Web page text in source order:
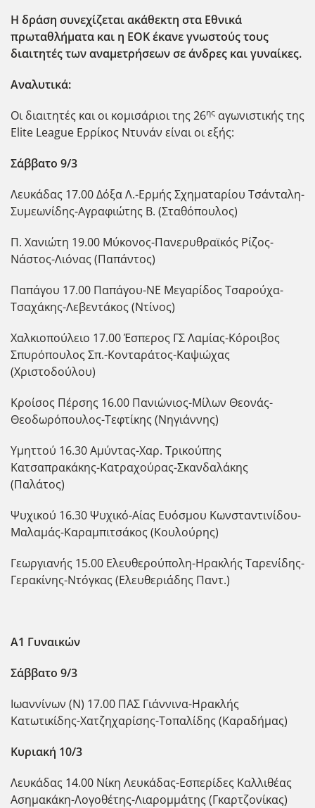
Η δράση συνεχίζεται ακάθεκτη στα Εθνικά
πρωταθλήματα και η ΕΟΚ έκανε γνωστούς τους
διαιτητές των αναμετρήσεων σε άνδρες και γυναίκες.
Αναλυτικά:
Οι διαιτητές και οι κομισάριοι της 26ης αγωνιστικής της
Elite League Ερρίκος Ντυνάν είναι οι εξής:
Σάββατο 9/3
Λευκάδας 17.00 Δόξα Λ.-Ερμής Σχηματαρίου Τσάνταλη-
Συμεωνίδης-Αγραφιώτης Β. (Σταθόπουλος)
Π. Χανιώτη 19.00 Μύκονος-Πανερυθραϊκός Ρίζος-
Νάστος-Λιόνας (Παπάντος)
Παπάγου 17.00 Παπάγου-ΝΕ Μεγαρίδος Τσαρούχα-
Τσαχάκης-Λεβεντάκος (Ντίνος)
Χαλκιοπούλειο 17.00 Έσπερος ΓΣ Λαμίας-Κόροιβος
Σπυρόπουλος Σπ.-Κονταράτος-Καψιώχας
(Χριστοδούλου)
Κροίσος Πέρσης 16.00 Πανιώνιος-Μίλων Θεονάς-
Θεοδωρόπουλος-Τεφτίκης (Νηγιάννης)
Υμηττού 16.30 Αμύντας-Χαρ. Τρικούπης
Κατσαπρακάκης-Κατραχούρας-Σκανδαλάκης
(Παλάτος)
Ψυχικού 16.30 Ψυχικό-Αίας Ευόσμου Κωνσταντινίδου-
Μαλαμάς-Καραμπιτσάκος (Κουλούρης)
Γεωργιανής 15.00 Ελευθερούπολη-Ηρακλής Ταρενίδης-
Γερακίνης-Ντόγκας (Ελευθεριάδης Παντ.)
Α1 Γυναικών
Σάββατο 9/3
Ιωαννίνων (Ν) 17.00 ΠΑΣ Γιάννινα-Ηρακλής
Κατωτικίδης-Χατζηχαρίσης-Τοπαλίδης (Καραδήμας)
Κυριακή 10/3
Λευκάδας 14.00 Νίκη Λευκάδας-Εσπερίδες Καλλιθέας
Ασημακάκη-Λογοθέτης-Λιαρομμάτης (Γκαρτζονίκας)